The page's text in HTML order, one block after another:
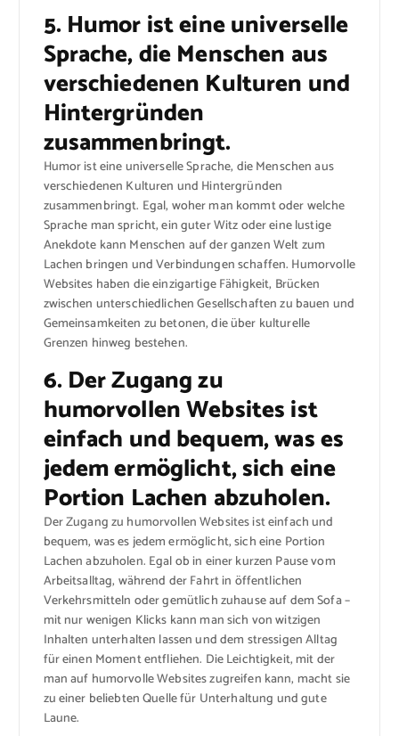
5. Humor ist eine universelle
Sprache, die Menschen aus
verschiedenen Kulturen und
Hintergründen
zusammenbringt.
Humor ist eine universelle Sprache, die Menschen aus
verschiedenen Kulturen und Hintergründen
zusammenbringt. Egal, woher man kommt oder welche
Sprache man spricht, ein guter Witz oder eine lustige
Anekdote kann Menschen auf der ganzen Welt zum
Lachen bringen und Verbindungen schaffen. Humorvolle
Websites haben die einzigartige Fähigkeit, Brücken
zwischen unterschiedlichen Gesellschaften zu bauen und
Gemeinsamkeiten zu betonen, die über kulturelle
Grenzen hinweg bestehen.
6. Der Zugang zu
humorvollen Websites ist
einfach und bequem, was es
jedem ermöglicht, sich eine
Portion Lachen abzuholen.
Der Zugang zu humorvollen Websites ist einfach und
bequem, was es jedem ermöglicht, sich eine Portion
Lachen abzuholen. Egal ob in einer kurzen Pause vom
Arbeitsalltag, während der Fahrt in öffentlichen
Verkehrsmitteln oder gemütlich zuhause auf dem Sofa –
mit nur wenigen Klicks kann man sich von witzigen
Inhalten unterhalten lassen und dem stressigen Alltag
für einen Moment entfliehen. Die Leichtigkeit, mit der
man auf humorvolle Websites zugreifen kann, macht sie
zu einer beliebten Quelle für Unterhaltung und gute
Laune.